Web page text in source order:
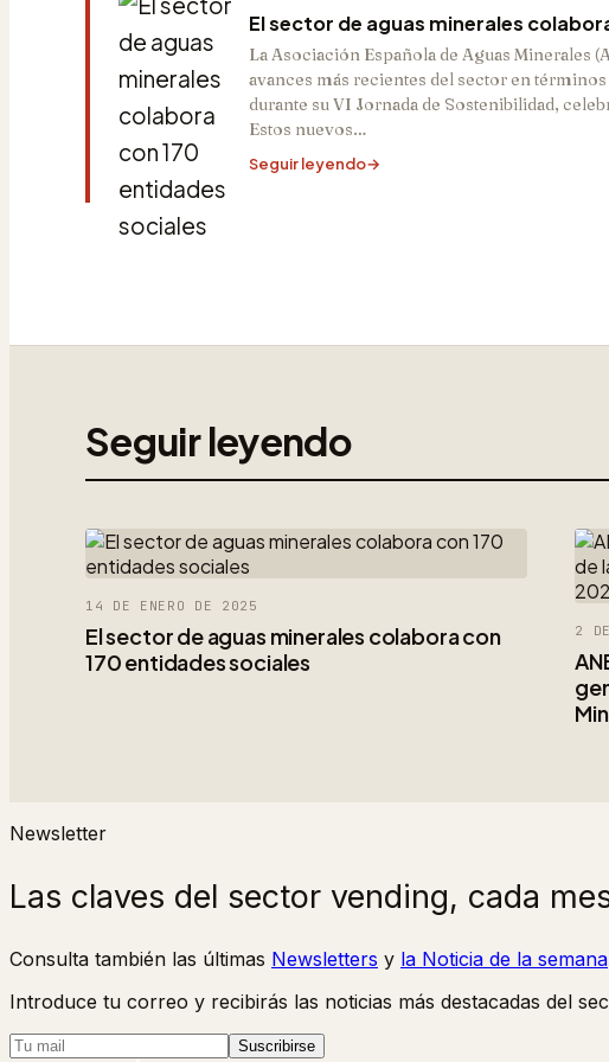
El sector de aguas minerales
La Asociación Española de Aguas Minerales
avances más recientes del sector en
durante su VI Jornada de Sostenibilidad,
Estos nuevos…
Seguir leyendo→
Seguir leyendo
14 DE ENERO DE 2025
El sector de aguas minerales colabora con
170 entidades sociales
2
Newsletter
Las claves del sector vending, cada
Consulta también las últimas Newsletters y la Noticia de la semana
Introduce tu correo y recibirás las noticias más destacadas del
Suscribirse